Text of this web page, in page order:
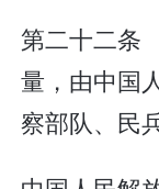
第二十二条
量，由中国
察部队、民